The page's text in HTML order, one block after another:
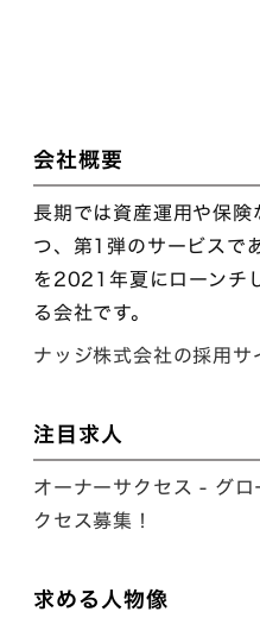
会社概要
長期では資産運用や保
つ、第1弾のサービスで
を2021年夏にローンチ
る会社です。
ナッジ株式会社の採用サ
注目求人
オーナーサクセス - グ
クセス募集！
求める人物像